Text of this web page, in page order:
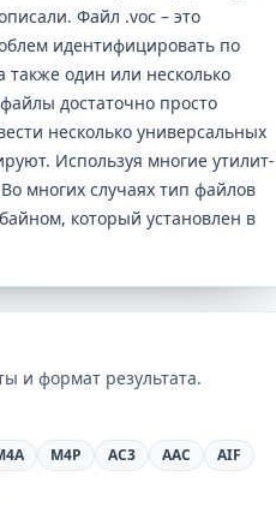
Файл .voc – это
идентифицировать по
также один или несколько
достаточно просто
несколько универсальных
Используя многие утилит-
многих случаях тип файлов
который установлен в
и формат результата.
M4P AC3 AAC
AIF